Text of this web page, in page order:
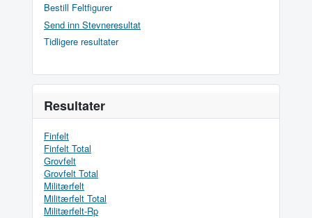
Bestill Feltfigurer
Send inn Stevneresultat
Tidligere resultater
Resultater
Finfelt
Finfelt Total
Grovfelt
Grovfelt Total
Militærfelt
Militærfelt Total
Militærfelt-Rp